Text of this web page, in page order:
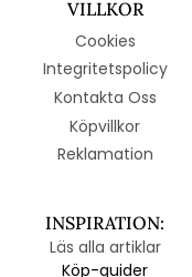
VILLKOR
Cookies
Integritetspolicy
Kontakta Oss
Köpvillkor
Reklamation
INSPIRATION:
Läs alla artiklar
Köp-guider